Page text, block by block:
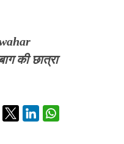
की छात्रा